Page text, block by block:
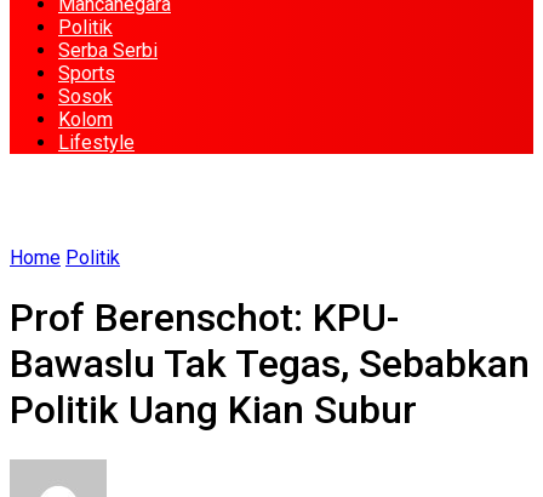
Politik
Serba Serbi
Sports
Sosok
Kolom
Lifestyle
Home Politik
Prof Berenschot: KPU-
Bawaslu Tak Tegas, Sebabkan
Politik Uang Kian Subur